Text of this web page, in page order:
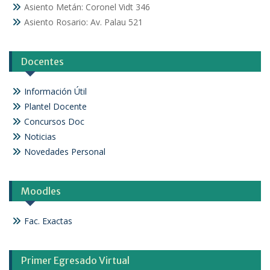
Asiento Metán: Coronel Vidt 346
Asiento Rosario: Av. Palau 521
Docentes
Información Útil
Plantel Docente
Concursos Doc
Noticias
Novedades Personal
Moodles
Fac. Exactas
Primer Egresado Virtual